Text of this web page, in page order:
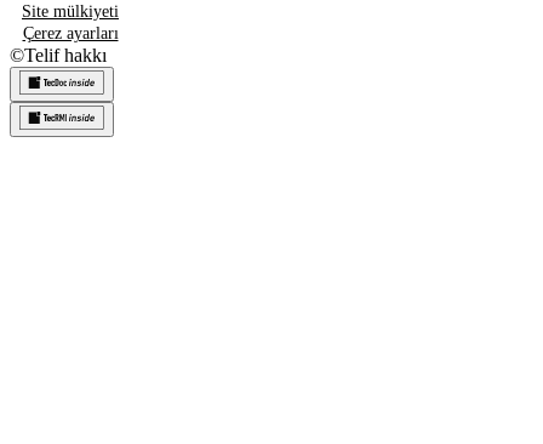
Site mülkiyeti
Çerez ayarları
©Telif hakkı